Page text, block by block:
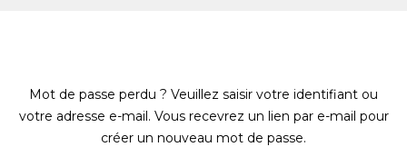
Mot de passe perdu ? Veuillez saisir votre identifiant ou
votre adresse e-mail. Vous recevrez un lien par e-mail pour
créer un nouveau mot de passe.